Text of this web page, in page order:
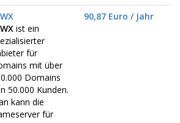
ist ein
für
mit über
Domains
50.000 Kunden.
kann die
für
90,87 Euro / Jahr